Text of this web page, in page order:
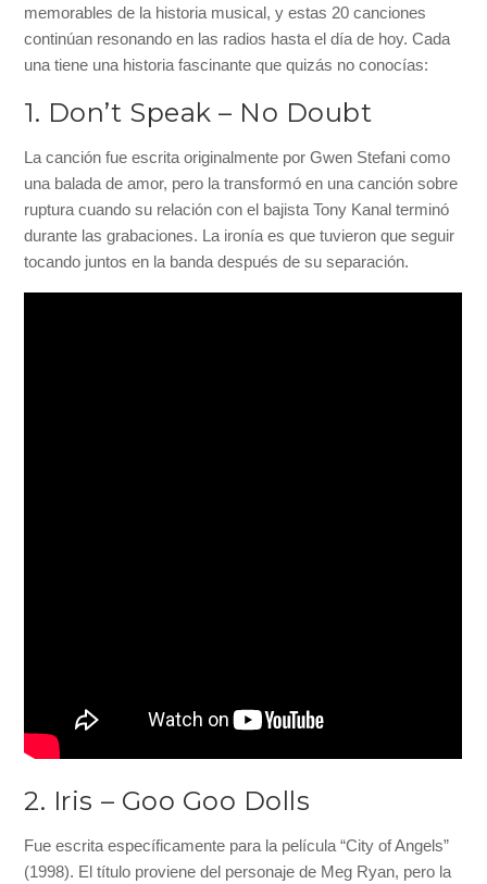
memorables de la historia musical, y estas 20 canciones
continúan resonando en las radios hasta el día de hoy. Cada
una tiene una historia fascinante que quizás no conocías:
1. Don’t Speak – No Doubt
La canción fue escrita originalmente por Gwen Stefani como
una balada de amor, pero la transformó en una canción sobre
ruptura cuando su relación con el bajista Tony Kanal terminó
durante las grabaciones. La ironía es que tuvieron que seguir
tocando juntos en la banda después de su separación.
2. Iris – Goo Goo Dolls
Fue escrita específicamente para la película “City of Angels”
(1998). El título proviene del personaje de Meg Ryan, pero la